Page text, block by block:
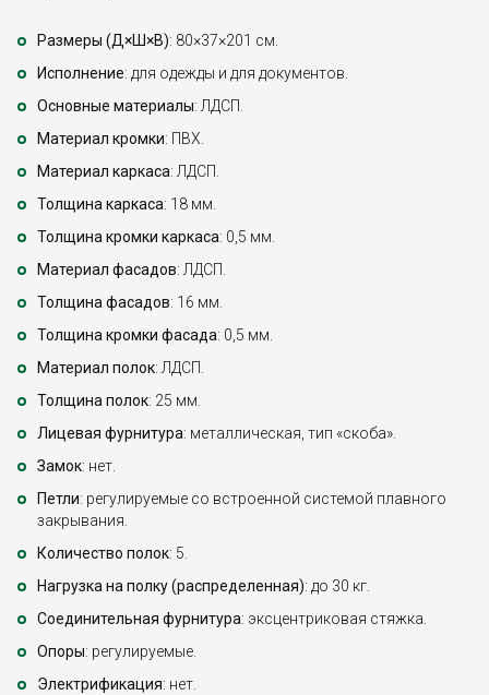
Размеры (Д×Ш×В): 80×37×201 см.
Исполнение: для одежды и для документов.
Основные материалы: ЛДСП.
Материал кромки: ПВХ.
Материал каркаса: ЛДСП.
Толщина каркаса: 18 мм.
Толщина кромки каркаса: 0,5 мм.
Материал фасадов: ЛДСП.
Толщина фасадов: 16 мм.
Толщина кромки фасада: 0,5 мм.
Материал полок: ЛДСП.
Толщина полок: 25 мм.
Лицевая фурнитура: металлическая, тип «скоба».
Замок: нет.
Петли: регулируемые со встроенной системой плавного
закрывания.
Количество полок: 5.
Нагрузка на полку (распределенная): до 30 кг.
Соединительная фурнитура: эксцентриковая стяжка.
Опоры: регулируемые.
Электрификация: нет.